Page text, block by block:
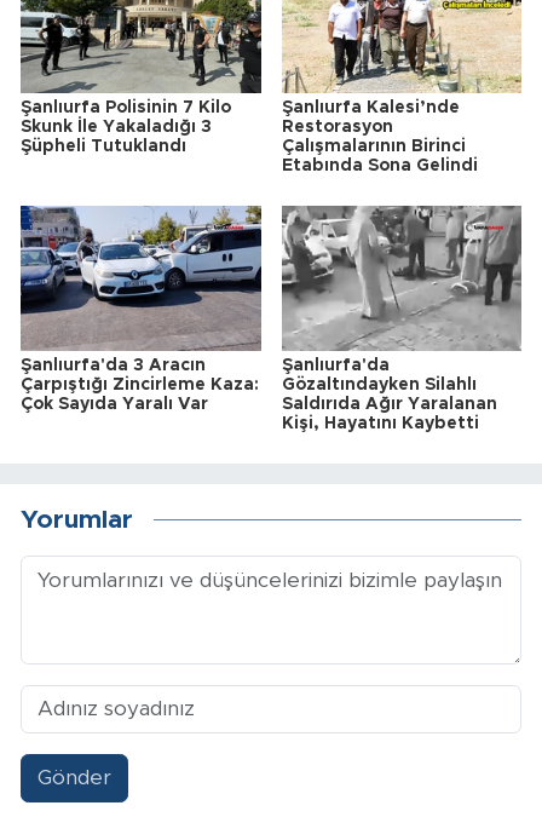
Şanlıurfa Polisinin 7 Kilo
Skunk İle Yakaladığı 3
Şüpheli Tutuklandı
Şanlıurfa Kalesi’nde
Restorasyon
Çalışmalarının Birinci
Etabında Sona Gelindi
Şanlıurfa'da 3 Aracın
Çarpıştığı Zincirleme Kaza:
Çok Sayıda Yaralı Var
Şanlıurfa'da
Gözaltındayken Silahlı
Saldırıda Ağır Yaralanan
Kişi, Hayatını Kaybetti
Yorumlar
Gönder